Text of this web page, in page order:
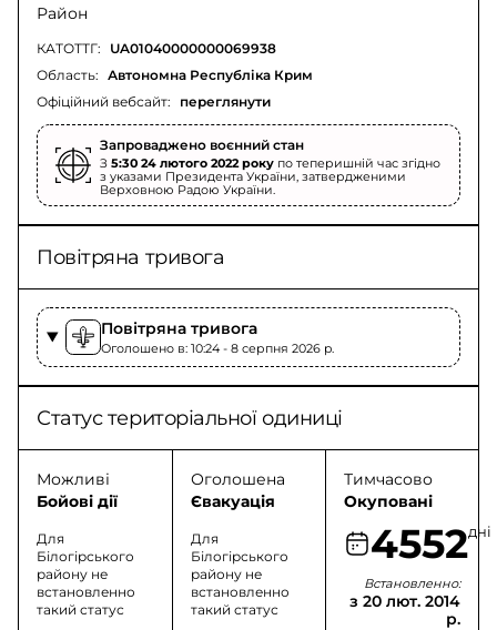
Район
КАТОТТГ: UA01040000000069938
Офіційний вебсайт: переглянути
Область: Автономна Республіка Крим
Запроваджено воєнний стан
З 5:30 24 лютого 2022 року по теперишній час згідно
з указами Президента України, затвердженими
Верховною Радою України.
Повітряна тривога
Повітряна тривога
Оголошено в: 10:24 - 8 серпня 2026 p.
Статус територіальної одиниці
Можливі
Бойові дії
Для
Білогірського
району не
встановленно
такий статус
Оголошена
Євакуація
Для
Білогірського
району не
встановленно
такий статус
Тимчасово
Окуповані
4552дні
Встановленно:
з 20 лют. 2014
р.